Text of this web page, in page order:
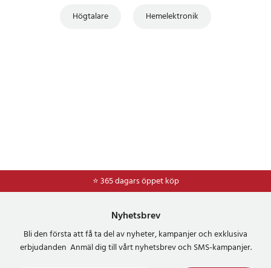
Högtalare Hemelektronik
⭐ 365 dagars öppet köp
⭐Frakt 49kr *
Nyhetsbrev
Bli den första att få ta del av nyheter, kampanjer och exklusiva
erbjudanden Anmäl dig till vårt nyhetsbrev och SMS-kampanjer.